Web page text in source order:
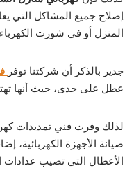
إصلاح جميع المشاكل التي
المنزل أو في شورت
جدير بالذكر أن شركتنا توفر
عطل على حدى، حيث أنها
لذلك وفرت فني تمديدات
صيانة الأجهزة الكهربائية،
الأعطال التي تصيب عدادات